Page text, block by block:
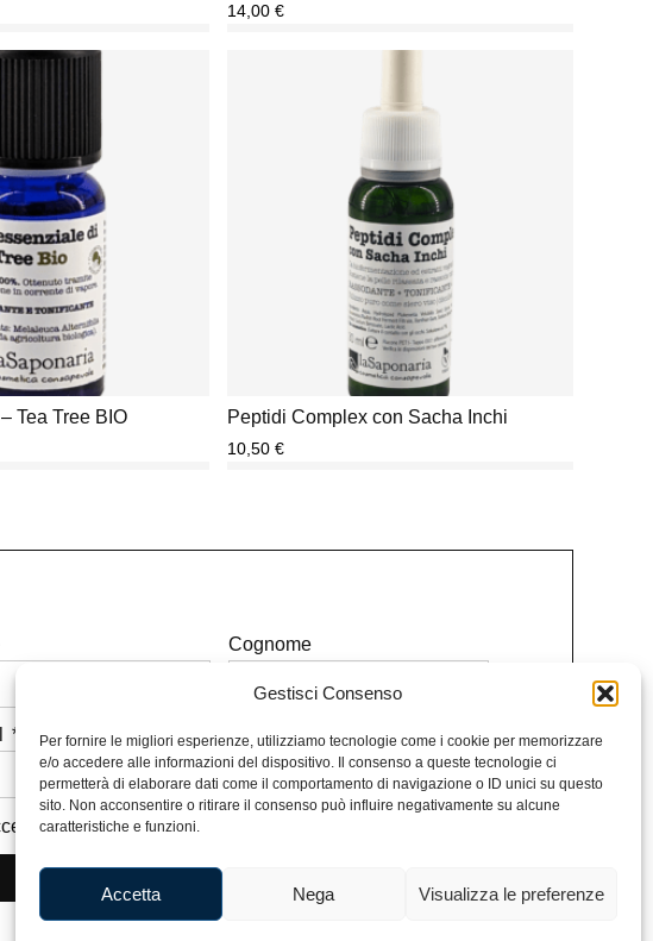
Gestisci Consenso
Per fornire le migliori esperienze, utilizziamo tecnologie come i cookie per memorizzare
e/o accedere alle informazioni del dispositivo. Il consenso a queste tecnologie ci
permetterà di elaborare dati come il comportamento di navigazione o ID unici su questo
sito. Non acconsentire o ritirare il consenso può influire negativamente su alcune
caratteristiche e funzioni.
Accetta Nega Visualizza le preferenze
14,00 €
Tea Tree BIO Peptidi Complex con Sacha Inchi
10,50 €
Cognome
i termini e le condizioni.
Iscriviti alla Newsletter